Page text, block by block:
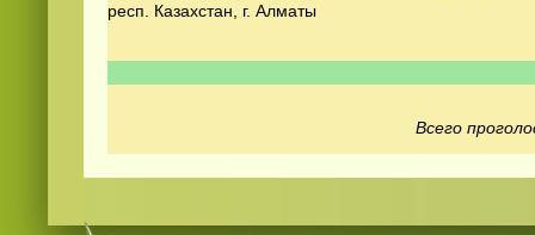
респ. Казахстан, г. Алматы
Всего